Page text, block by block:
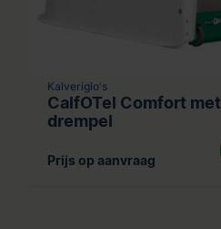
Kalveriglo's
CalfOTel Comfort met
drempel
Prijs op aanvraag